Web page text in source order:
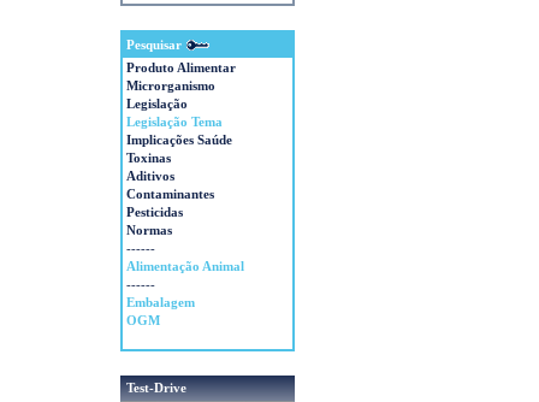
Pesquisar
Produto Alimentar
Microrganismo
Legislação
Legislação Tema
Implicações Saúde
Toxinas
Aditivos
Contaminantes
Pesticidas
Normas
------
Alimentação Animal
------
Embalagem
OGM
Test-Drive